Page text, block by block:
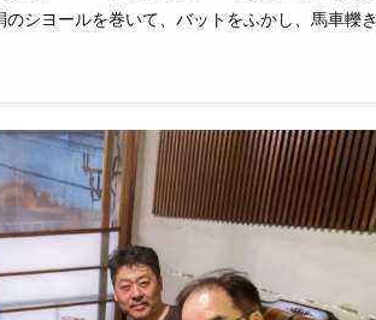
シヨールを巻いて、バットをふかし、馬車轢き